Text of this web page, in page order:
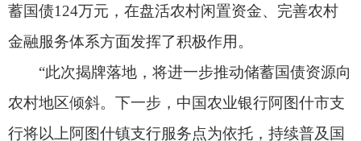
记、行长杨力表示。（全媒体记者 米娜瓦尔）
责任编辑：高兰